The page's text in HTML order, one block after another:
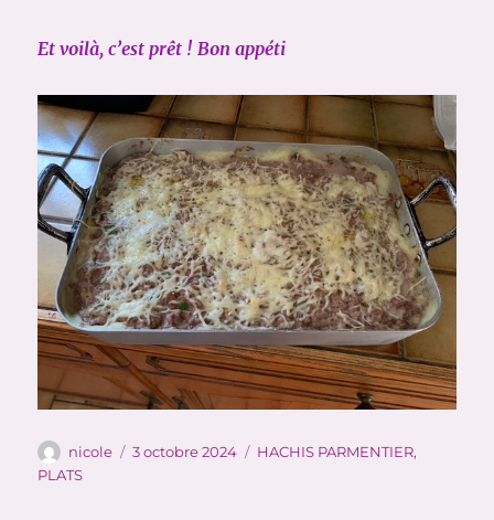
Et voilà, c’est prêt ! Bon appéti
Auteur
nicole
Publié
3 octobre 2024 Catégories
HACHIS PARMENTIER,
PLATS